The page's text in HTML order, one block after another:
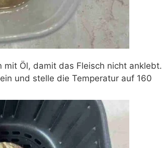
Öl, damit das Fleisch nicht anklebt.
und stelle die Temperatur auf 160